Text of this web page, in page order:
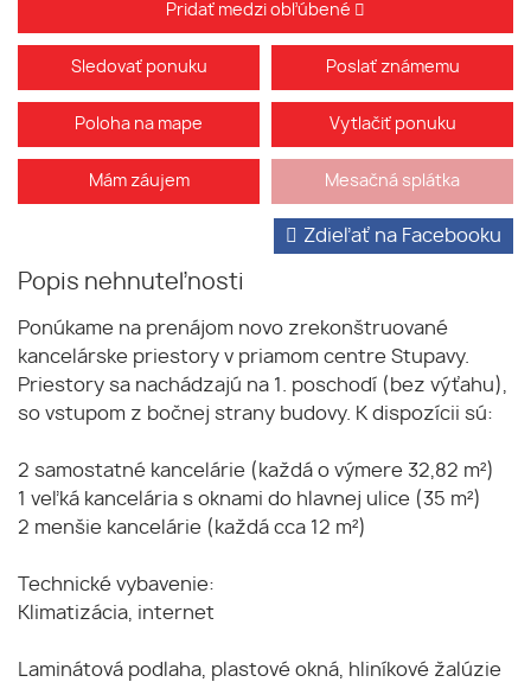
Pridať medzi obľúbené
Sledovať ponuku Poslať známemu
Poloha na mape Vytlačiť ponuku
Mám záujem Mesačná splátka
Popis nehnuteľnosti
Zdieľať na Facebooku
Ponúkame na prenájom novo zrekonštruované
kancelárske priestory v priamom centre Stupavy.
Priestory sa nachádzajú na 1. poschodí (bez výťahu),
so vstupom z bočnej strany budovy. K dispozícii sú:
2 samostatné kancelárie (každá o výmere 32,82 m²)
1 veľká kancelária s oknami do hlavnej ulice (35 m²)
2 menšie kancelárie (každá cca 12 m²)
Technické vybavenie:
Klimatizácia, internet
Laminátová podlaha, plastové okná, hliníkové žalúzie